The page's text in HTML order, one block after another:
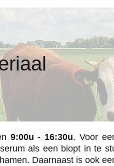
9:00u - 16:30u. Voor
als een biopt in te
Daarnaast is ook